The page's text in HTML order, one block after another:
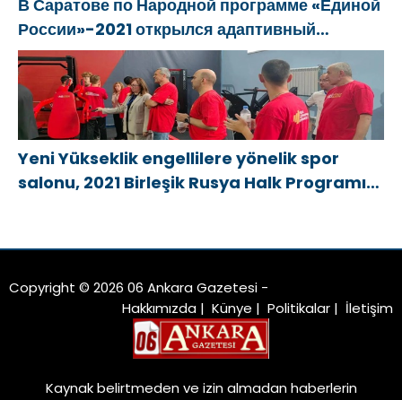
В Саратове по Народной программе «Единой
России»-2021 открылся адаптивный
спортзал «Новая высота»
Yeni Yükseklik engellilere yönelik spor
salonu, 2021 Birleşik Rusya Halk Programı
Copyright © 2026 06 Ankara Gazetesi -
Hakkımızda | Künye | Politikalar | İletişim
Kaynak belirtmeden ve izin almadan haberlerin